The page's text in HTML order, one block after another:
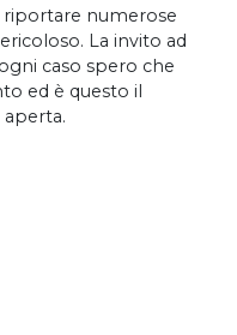
riportare numerose
La invito ad
caso spero che
ed è questo il